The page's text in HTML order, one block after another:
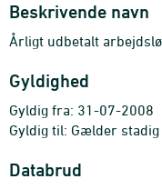
Beskrivende navn
Årligt udbetalt
Gyldighed
Gyldig fra: 31-07-2008
Gyldig til: Gælder stadig
Databrud